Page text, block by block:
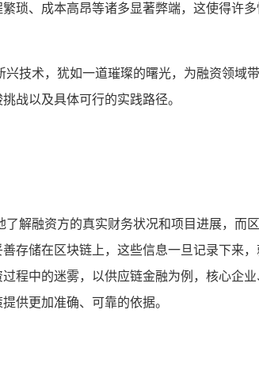
琐、成本高昂等诸多显著弊端，这使得许
技术，犹如一道璀璨的曙光，为融资领域
战以及具体可行的实践路径。
解融资方的真实财务状况和项目进展，而
存储在区块链上，这些信息一旦记录下来
程中的迷雾，以供应链金融为例，核心企
供更加准确、可靠的依据。